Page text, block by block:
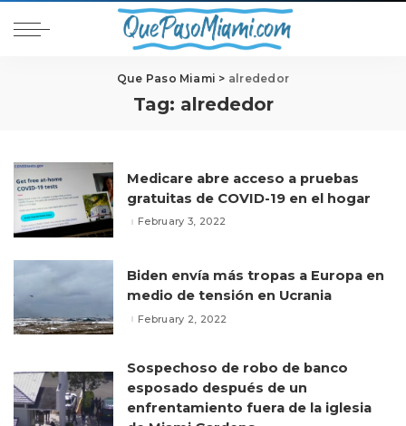
Que Paso Miami > alrededor
Tag: alrededor
Medicare abre acceso a pruebas
gratuitas de COVID-19 en el hogar
February 3, 2022
Biden envía más tropas a Europa en
medio de tensión en Ucrania
February 2, 2022
Sospechoso de robo de banco
esposado después de un
enfrentamiento fuera de la iglesia